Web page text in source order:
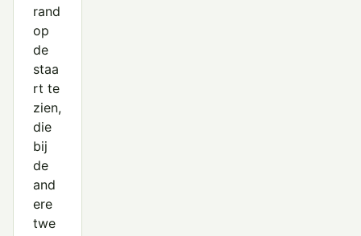
rand
op
de
staa
rt te
zien,
die
bij
de
and
ere
twe